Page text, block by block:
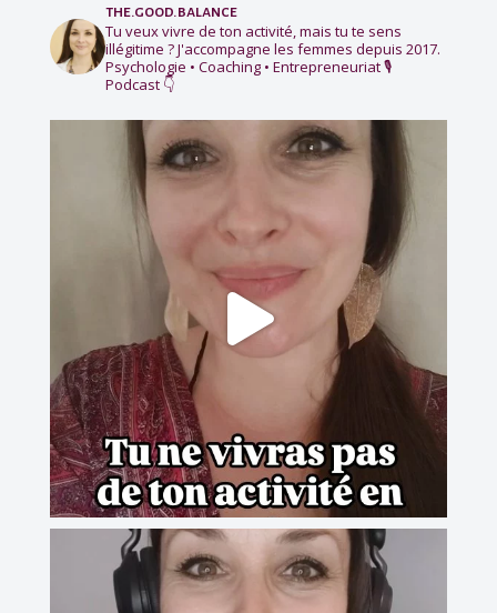
the.good.balance
Tu veux vivre de ton activité, mais tu te sens
illégitime ?J'accompagne les femmes depuis 2017.
Psychologie • Coaching • Entrepreneuriat🎙️
Podcast 👇